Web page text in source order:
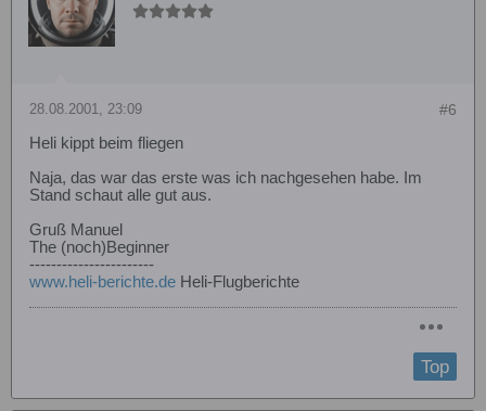
#6
28.08.2001, 23:09
Heli kippt beim fliegen
Naja, das war das erste was ich nachgesehen habe. Im
Stand schaut alle gut aus.
Gruß Manuel
The (noch)Beginner
-----------------------
www.heli-berichte.de Heli-Flugberichte
Top